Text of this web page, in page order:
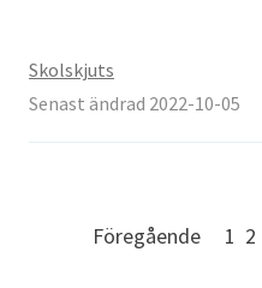
Skolskjuts
Senast ändrad 2022-10-05
Föregående 1 2